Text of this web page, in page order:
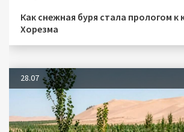
Как снежная буря стала прологом к
Хорезма
28.07